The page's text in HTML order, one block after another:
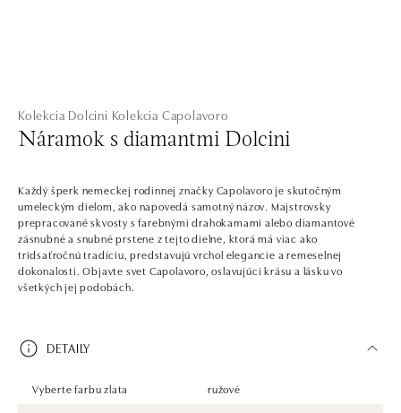
Kolekcia Dolcini Kolekcia Capolavoro
Náramok s diamantmi Dolcini
Každý šperk nemeckej rodinnej značky Capolavoro je skutočným
umeleckým dielom, ako napovedá samotný názov. Majstrovsky
prepracované skvosty s farebnými drahokamami alebo diamantové
zásnubné a snubné prstene z tejto dielne, ktorá má viac ako
tridsaťročnú tradíciu, predstavujú vrchol elegancie a remeselnej
dokonalosti. Objavte svet Capolavoro, oslavujúci krásu a lásku vo
všetkých jej podobách.
DETAILY
Vyberte farbu zlata
ružové